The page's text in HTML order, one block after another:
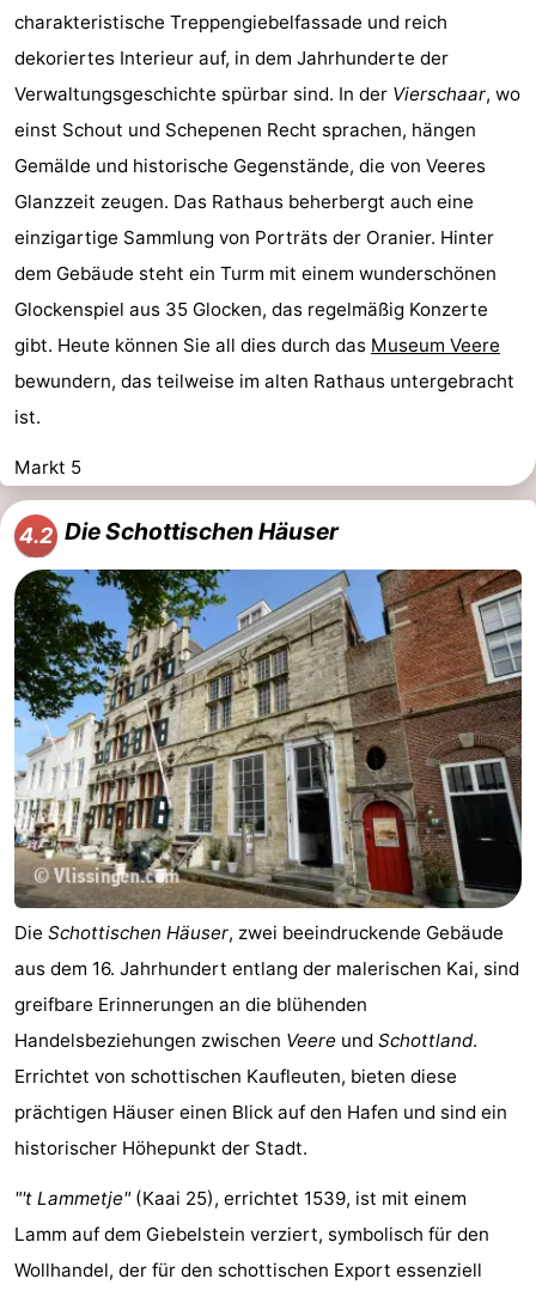
charakteristische Treppengiebelfassade und reich
dekoriertes Interieur auf, in dem Jahrhunderte der
Verwaltungsgeschichte spürbar sind. In der Vierschaar, wo
einst Schout und Schepenen Recht sprachen, hängen
Gemälde und historische Gegenstände, die von Veeres
Glanzzeit zeugen. Das Rathaus beherbergt auch eine
einzigartige Sammlung von Porträts der Oranier. Hinter
dem Gebäude steht ein Turm mit einem wunderschönen
Glockenspiel aus 35 Glocken, das regelmäßig Konzerte
gibt. Heute können Sie all dies durch das Museum Veere
bewundern, das teilweise im alten Rathaus untergebracht
ist.
Markt 5
4.2 Die Schottischen Häuser
Die Schottischen Häuser, zwei beeindruckende Gebäude
aus dem 16. Jahrhundert entlang der malerischen Kai, sind
greifbare Erinnerungen an die blühenden
Handelsbeziehungen zwischen Veere und Schottland.
Errichtet von schottischen Kaufleuten, bieten diese
prächtigen Häuser einen Blick auf den Hafen und sind ein
historischer Höhepunkt der Stadt.
"'t Lammetje" (Kaai 25), errichtet 1539, ist mit einem
Lamm auf dem Giebelstein verziert, symbolisch für den
Wollhandel, der für den schottischen Export essenziell